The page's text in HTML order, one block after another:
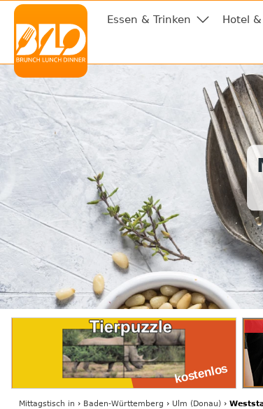
Essen & Trinken Hotel
Mittagstisch in › Baden-Württemberg › Ulm (Donau)›